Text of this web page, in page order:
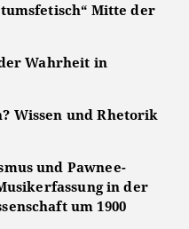
Mitte der
Wahrheit in
Wissen und Rhetorik
und Pawnee-
in der
um 1900